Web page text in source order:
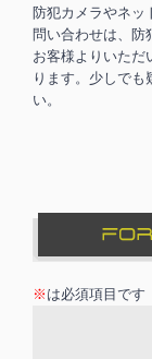
防犯カメラやネッ
問い合わせは、防
お客様よりいただ
ります。少しでも
い。
※ は必須項目です